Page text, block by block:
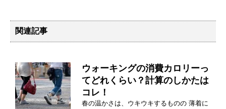
関連記事
ウォーキングの消費カロリーっ
てどれくらい？計算のしかたは
コレ！
春の温かさは、ウキウキするものの 薄着に